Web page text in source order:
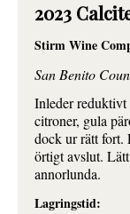
2023
Stirm Wine
San Benito
Inleder reduktivt
citroner, gula
dock ur rätt fort.
örtigt avslut.
annorlunda.
Lagringstid: